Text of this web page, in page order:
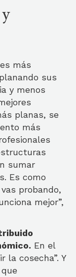
más
sus
y menos
planas, se
más
sumar
Es como
probando,
mejor”,
En el
la cosecha”. Y